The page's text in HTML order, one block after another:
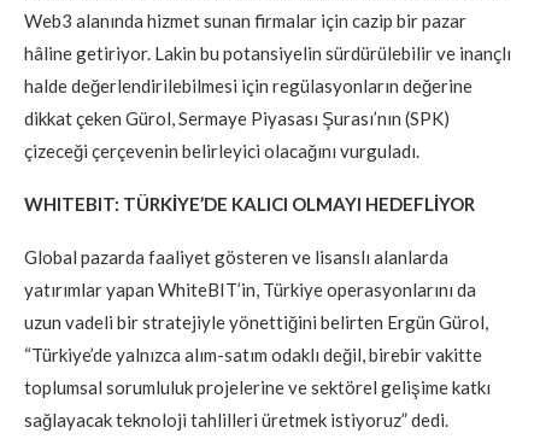
Web3 alanında hizmet sunan firmalar için cazip bir pazar
hâline getiriyor. Lakin bu potansiyelin sürdürülebilir ve inançlı
halde değerlendirilebilmesi için regülasyonların değerine
dikkat çeken Gürol, Sermaye Piyasası Şurası’nın (SPK)
çizeceği çerçevenin belirleyici olacağını vurguladı.
WHITEBIT: TÜRKİYE’DE KALICI OLMAYI HEDEFLİYOR
Global pazarda faaliyet gösteren ve lisanslı alanlarda
yatırımlar yapan WhiteBIT’in, Türkiye operasyonlarını da
uzun vadeli bir stratejiyle yönettiğini belirten Ergün Gürol,
“Türkiye’de yalnızca alım-satım odaklı değil, birebir vakitte
toplumsal sorumluluk projelerine ve sektörel gelişime katkı
sağlayacak teknoloji tahlilleri üretmek istiyoruz” dedi.